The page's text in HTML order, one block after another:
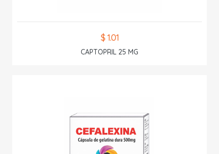
$ 1.01
CAPTOPRIL 25 MG